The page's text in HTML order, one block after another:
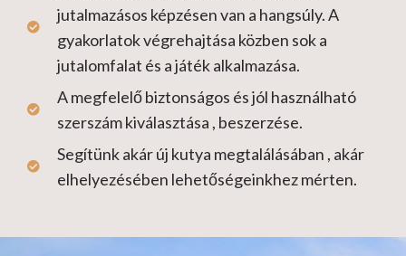
jutalmazásos képzésen van a hangsúly. A
gyakorlatok végrehajtása közben sok a
jutalomfalat és a játék alkalmazása.
A megfelelő biztonságos és jól használható
szerszám kiválasztása , beszerzése.
Segítünk akár új kutya megtalálásában , akár
elhelyezésében lehetőségeinkhez mérten.